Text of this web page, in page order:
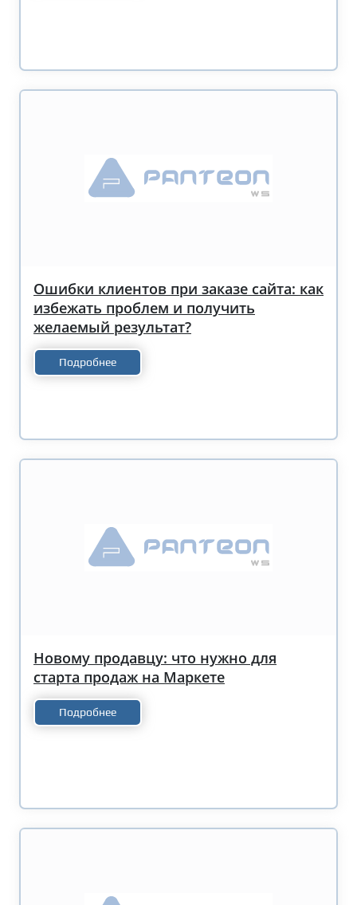
Ошибки клиентов при заказе сайта: как
избежать проблем и получить
желаемый результат?
Подробнее
Новому продавцу: что нужно для
старта продаж на Маркете
Подробнее